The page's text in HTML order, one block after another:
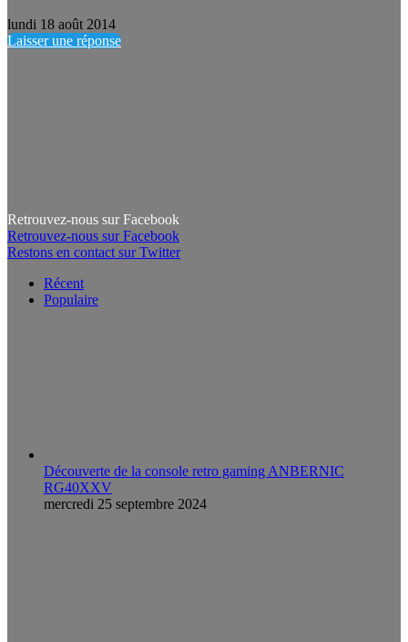
lundi 18 août 2014
Laisser une réponse
Retrouvez-nous sur Facebook
Retrouvez-nous sur Facebook
Restons en contact sur Twitter
Récent
Populaire
Découverte de la console retro gaming ANBERNIC
RG40XXV
mercredi 25 septembre 2024